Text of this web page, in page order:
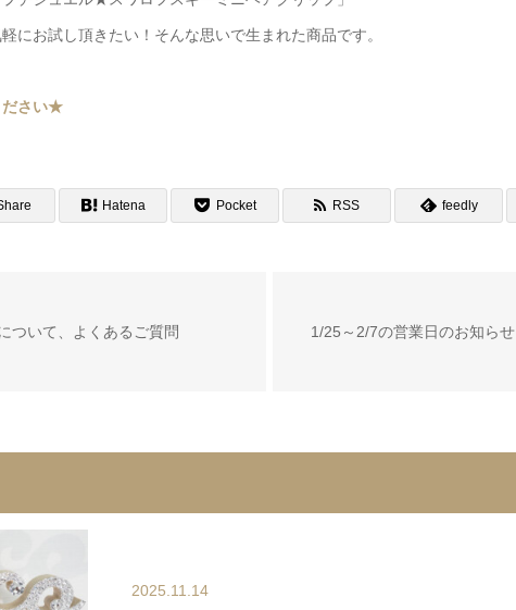
にお試し頂きたい！そんな思いで生まれた商品です。
ださい★
Hatena Pocket RSS feedly
ついて、よくあるご質問 1/25～2/7の営業日のお知らせ
2025.11.14